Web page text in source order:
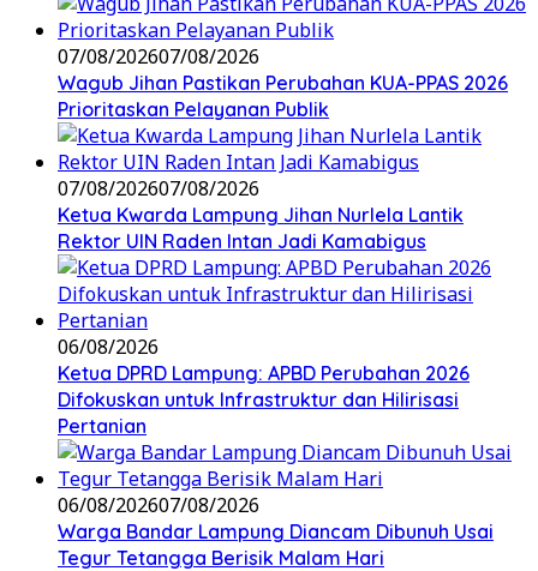
07/08/202607/08/2026
Wagub Jihan Pastikan Perubahan KUA-PPAS 2026
Prioritaskan Pelayanan Publik
07/08/202607/08/2026
Ketua Kwarda Lampung Jihan Nurlela Lantik
Rektor UIN Raden Intan Jadi Kamabigus
06/08/2026
Ketua DPRD Lampung: APBD Perubahan 2026
Difokuskan untuk Infrastruktur dan Hilirisasi
Pertanian
06/08/202607/08/2026
Warga Bandar Lampung Diancam Dibunuh Usai
Tegur Tetangga Berisik Malam Hari